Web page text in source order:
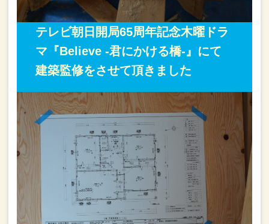
テレビ朝日開局65周年記念木曜ドラ
マ 『Believe -君にかける橋-』 にて
建築監修をさせて頂きました